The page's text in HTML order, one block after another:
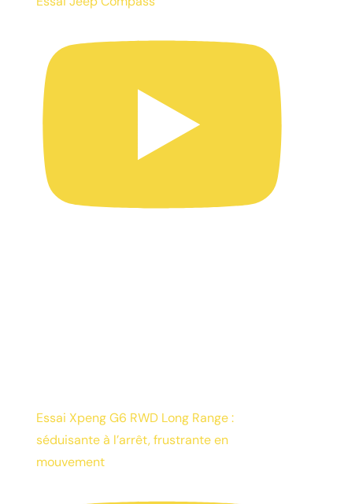
Essai Xpeng G6 RWD Long Range :
séduisante à l’arrêt, frustrante en
mouvement